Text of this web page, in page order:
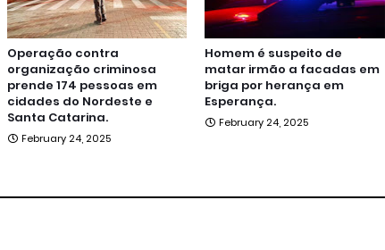
Operação contra
organização criminosa
prende 174 pessoas em
cidades do Nordeste e
Santa Catarina.
February 24, 2025
Homem é suspeito de
matar irmão a facadas em
briga por herança em
Esperança.
February 24, 2025